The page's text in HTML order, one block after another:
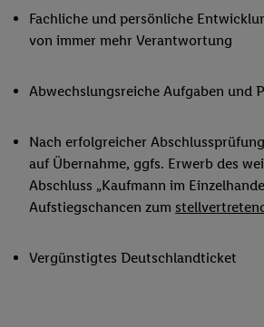
Fachliche und persönliche
von immer mehr Verantwortung
Abwechslungsreiche Aufgaben und
Nach erfolgreicher
auf Übernahme, ggfs. Erwerb des
Abschluss „Kaufmann im
Aufstiegschancen zum
Vergünstigtes Deutschlandticket